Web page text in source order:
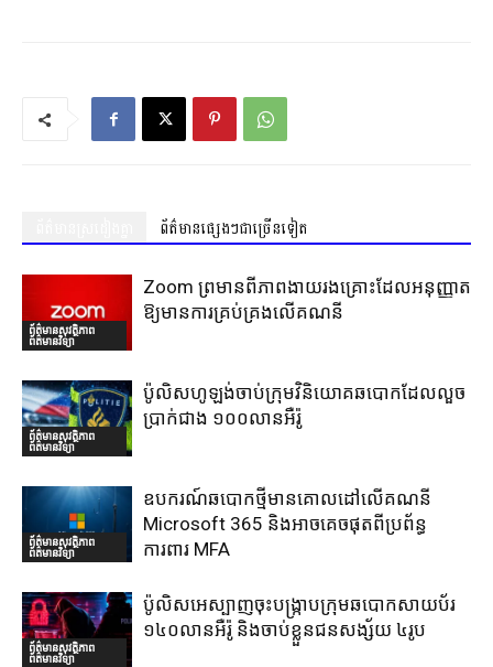
ព័ត៌មានផ្សេងៗជាច្រើនទៀត
ព័ត៌មានសុវត្ថិភាព
ព័ត៌មានវិទ្យា
Zoom ព្រមានពីភាពងាយរងគ្រោះដែលអនុញ្ញាត
ឱ្យមានការគ្រប់គ្រងលើគណនី
ព័ត៌មានសុវត្ថិភាព
ព័ត៌មានវិទ្យា
ប៉ូលិសហូឡង់ចាប់ក្រុមវិនិយោគឆបោកដែលលួច
ប្រាក់ជាង ១០០លានអឺរ៉ូ
ព័ត៌មានសុវត្ថិភាព
ព័ត៌មានវិទ្យា
ឧបករណ៍ឆបោកថ្មីមានគោលដៅលើគណនី
Microsoft 365 និងអាចគេចផុតពីប្រព័ន្ធ
ការពារ MFA
ព័ត៌មានសុវត្ថិភាព
ព័ត៌មានវិទ្យា
ប៉ូលិសអេស្បាញចុះបង្រ្កាបក្រុមឆបោកសាយប័រ
១៤០លានអឺរ៉ូ និងចាប់ខ្លួនជនសង្ស័យ ៤រូប